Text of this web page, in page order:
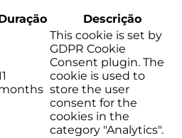
Descrição
This cookie is set by
GDPR Cookie
Consent plugin. The
cookie is used to
store the user
consent for the
cookies in the
category "Analytics".